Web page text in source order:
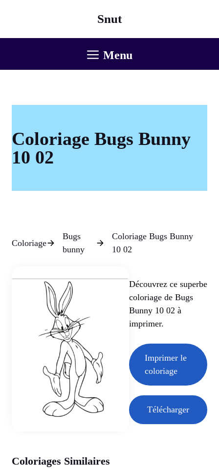
Snut
Menu
Coloriage Bugs Bunny
10 02
Coloriage
Bugs
bunny
Coloriage Bugs Bunny
10 02
Découvrez ce superbe
coloriage de Bugs
Bunny 10 02 à
imprimer.
Imprimer le
coloriage
Télécharger
Coloriages Similaires